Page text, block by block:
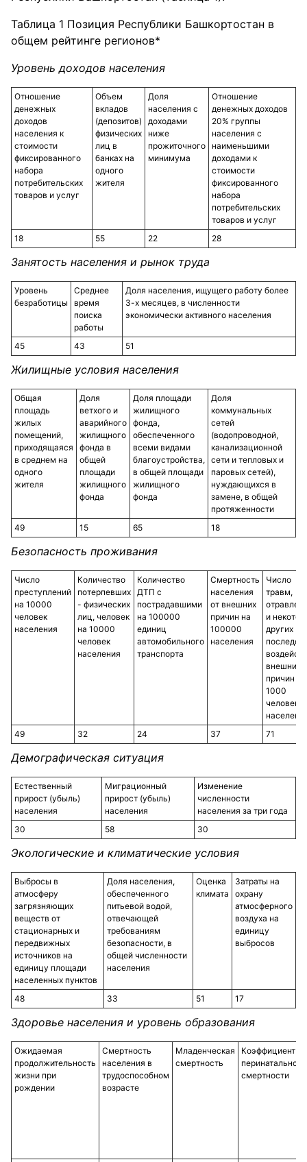
Таблица 1 Позиция Республики Башкортостан в
общем рейтинге регионов*
Уровень доходов населения
Отношение
денежных
доходов
населения к
стоимости
фиксированного
набора
потребительских
товаров и услуг
Объем
вкладов
(депозитов)
физических
лиц в
банках на
одного
жителя
Доля
населения с
доходами
ниже
прожиточного
минимума
Отношение
денежных доходов
20% группы
населения с
наименьшими
доходами к
стоимости
фиксированного
набора
потребительских
товаров и услуг
18
55 22 28
Занятость населения и рынок труда
Уровень
безработицы
Среднее
время
поиска
работы
Доля населения, ищущего работу более
3-х месяцев, в численности
экономически активного населения
45 43 51
Жилищные условия населения
Общая
площадь
жилых
помещений,
приходящаяся
в среднем на
одного
жителя
Доля
ветхого и
аварийного
жилищного
фонда в
общей
площади
жилищного
фонда
Доля площади
жилищного
фонда,
обеспеченного
всеми видами
благоустройства,
в общей площади
жилищного
фонда
Доля
коммунальных
сетей
(водопроводной,
канализационной
сети и тепловых и
паровых сетей),
нуждающихся в
замене, в общей
протяженности
49
15 65 18
Безопасность проживания
Число
преступлений
на 10000
человек
населения
Количество
потерпевших
- физических
лиц, человек
на 10000
человек
населения
Количество
ДТП с
пострадавшими
на 100000
единиц
автомобильного
транспорта
Смертность
населения
от внешних
причин на
100000
населения
Число
травм,
и
других
внешних
причин на
1000
человек
49
32 24 37 71
Демографическая ситуация
Естественный
прирост (убыль)
населения
Миграционный
прирост (убыль)
населения
Изменение
численности
населения за три года
30
58 30
Экологические и климатические условия
Выбросы в
атмосферу
загрязняющих
веществ от
стационарных и
передвижных
источников на
единицу площади
населенных пунктов
Доля населения,
обеспеченного
питьевой водой,
отвечающей
требованиям
безопасности, в
общей численности
населения
Оценка
климата
Затраты на
охрану
атмосферного
воздуха на
единицу
выбросов
48 33 51 17
Здоровье населения и уровень образования
Ожидаемая
продолжительность
жизни при
рождении
Смертность
населения в
трудоспособном
возрасте
Младенческая
смертность
Коэффициент
перинатальной
смертности